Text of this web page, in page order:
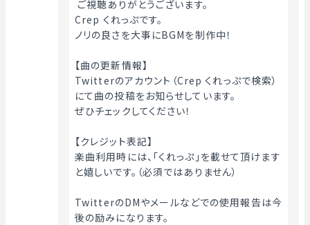
ご視聴ありがとうございます。
Crep くれっぷです。
ノリの良さを大事にBGMを制作中！
【曲の更新情報】
Twitterのアカウント（Crep くれっぷで検索）
にて曲の投稿をお知らせしています。
ぜひチェックしてください！
【クレジット表記】
楽曲利用時には、「くれっぷ」を載せて頂けます
と嬉しいです。（必須ではありません）
TwitterのDMやメールなどでの使用報告は今
後の励みになります。